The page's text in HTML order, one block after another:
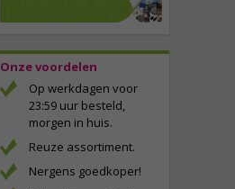
Onze voordelen
Op werkdagen voor
23:59 uur besteld,
morgen in huis.
Reuze assortiment.
Nergens goedkoper!